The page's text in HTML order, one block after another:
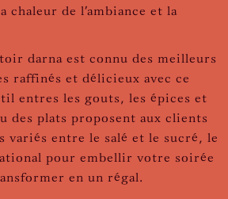
chaleur de l'ambiance et la
darna est connu des meilleurs
raffinés et délicieux avec ce
entres les gouts, les épices et
des plats proposent aux clients
variés entre le salé et le sucré, le
pour embellir votre soirée
en un régal.